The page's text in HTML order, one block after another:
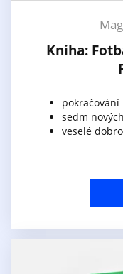
Kniha:
sedm
veselé